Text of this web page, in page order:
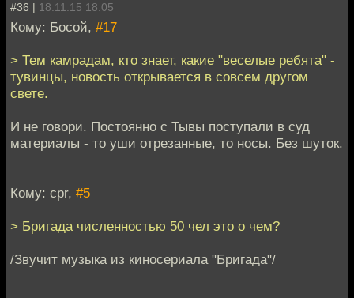
#36 | 18.11.15 18:05
Кому: Босой, #17
> Тем камрадам, кто знает, какие "веселые ребята" -
тувинцы, новость открывается в совсем другом
свете.
И не говори. Постоянно с Тывы поступали в суд
материалы - то уши отрезанные, то носы. Без шуток.
Кому: cpr, #5
> Бригада численностью 50 чел это о чем?
/Звучит музыка из киносериала "Бригада"/